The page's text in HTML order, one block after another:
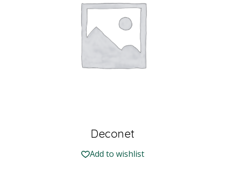
Deconet
Add to wishlist